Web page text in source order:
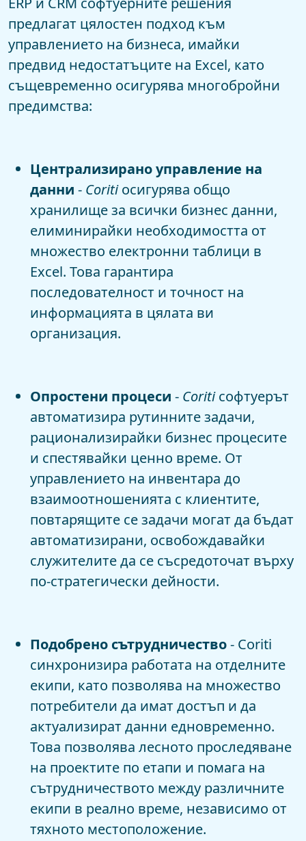
предлагат цялостен подход към
управлението на бизнеса, имайки
предвид недостатъците на Excel, като
същевременно осигурява многобройни
предимства:
Централизирано управление на
данни - Coritiосигурява общо
хранилище за всички бизнес данни,
елиминирайки необходимостта от
множество електронни таблици в
Excel. Това гарантира
последователност и точност на
информацията в цялата ви
организация.
Опростени процеси - Coritiсофтуерът
автоматизира рутинните задачи,
рационализирайки бизнес процесите
и спестявайки ценно време. От
управлението на инвентара до
взаимоотношенията с клиентите,
повтарящите се задачи могат да бъдат
автоматизирани, освобождавайки
служителите да се съсредоточат върху
по-стратегически дейности.
Подобрено сътрудничество- Coriti
синхронизира работата на отделните
екипи, като позволява на множество
потребители да имат достъп и да
актуализират данни едновременно.
Това позволява лесното проследяване
на проектите по етапи и помага на
сътрудничеството между различните
екипи в реално време, независимо от
тяхното местоположение.